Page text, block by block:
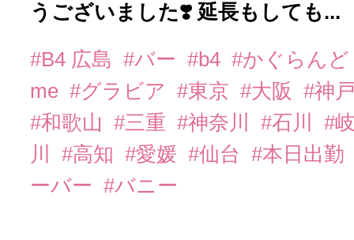
うございました❣️ 延長もしても...
#B4 広島 #バー #b4 #かぐらんど
me #グラビア #東京 #大阪
#神
#和歌山
#三重 #神奈川 #石川
#
川
#高知 #愛媛 #仙台
#本日出勤
ーバー #バニー